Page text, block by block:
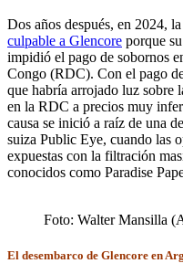
Dos años después, en 2024, la
culpable a Glencore porque
impidió el pago de sobornos
Congo (RDC). Con el pago
que habría arrojado luz sobre
en la RDC a precios muy
causa se inició a raíz de una
suiza Public Eye, cuando las
expuestas con la filtración
conocidos como Paradise
Foto: Walter Mansilla
El desembarco de Glencore en